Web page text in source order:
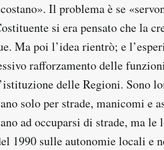
Il problema è se
si era pensato che la
Ma poi l’idea rientrò; e
rafforzamento delle
delle Regioni. Sono
solo per strade, manicomi e
ad occuparsi di strade, ma le
1990 sulle autonomie locali e